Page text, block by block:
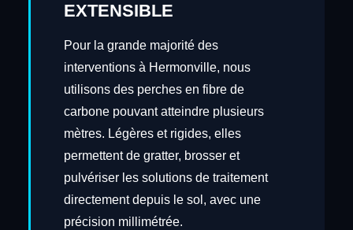
EXTENSIBLE
Pour la grande majorité des
interventions à Hermonville, nous
utilisons des perches en fibre de
carbone pouvant atteindre plusieurs
mètres. Légères et rigides, elles
permettent de gratter, brosser et
pulvériser les solutions de traitement
directement depuis le sol, avec une
précision millimétrée.